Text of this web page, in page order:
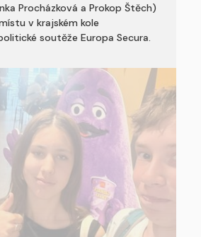
Procházková a Prokop Štěch)
v krajském kole
soutěže Europa Secura.